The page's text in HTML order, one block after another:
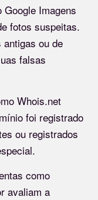
Google Imagens
fotos suspeitas.
ou de
falsas
Whois.net
foi registrado
ou registrados
como
avaliam a